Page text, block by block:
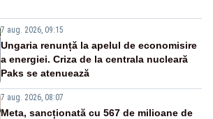
7 aug. 2026, 09:15
Ungaria renunță la apelul de economisire
a energiei. Criza de la centrala nucleară
Paks se atenuează
7 aug. 2026, 08:07
Meta, sancționată cu 567 de milioane de